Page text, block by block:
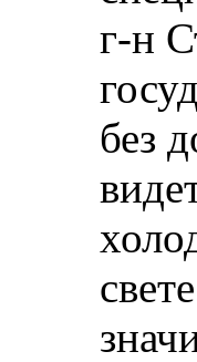
г-н
без